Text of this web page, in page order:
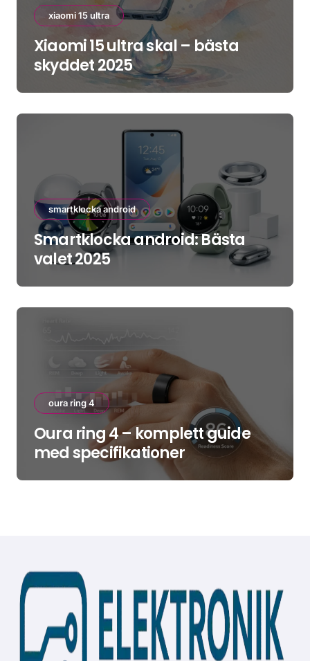
xiaomi 15 ultra
Xiaomi 15 ultra skal – bästa
skyddet 2025
smartklocka android
Smartklocka android: Bästa
valet 2025
oura ring 4
Oura ring 4 – komplett guide
med specifikationer